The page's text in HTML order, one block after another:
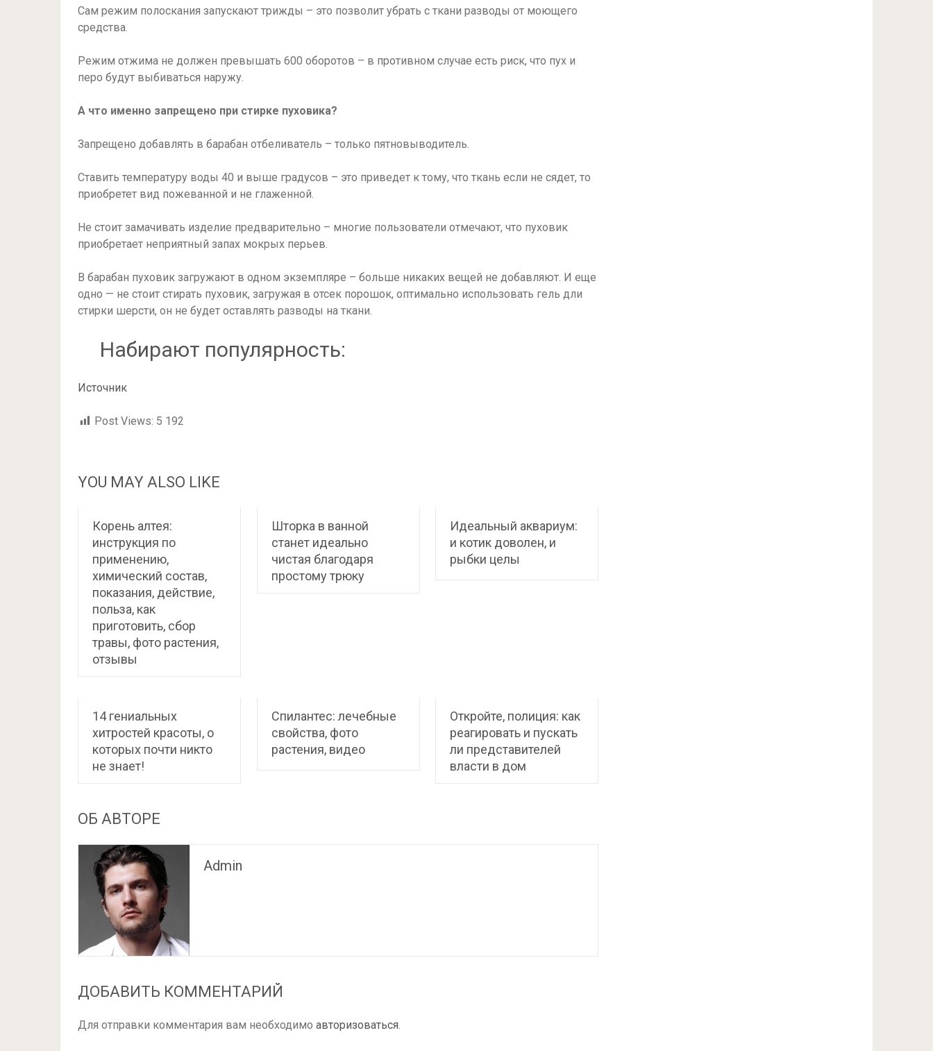
Сам режим полоскания запускают трижды – это позволит убрать с ткани разводы от моющего
средства.
Режим отжима не должен превышать 600 оборотов – в противном случае есть риск, что пух и
перо будут выбиваться наружу.
А что именно запрещено при стирке пуховика?
Запрещено добавлять в барабан отбеливатель – только пятновыводитель.
Ставить температуру воды 40 и выше градусов – это приведет к тому, что ткань если не сядет, то
приобретет вид пожеванной и не глаженной.
Не стоит замачивать изделие предварительно – многие пользователи отмечают, что пуховик
приобретает неприятный запах мокрых перьев.
В барабан пуховик загружают в одном экземпляре – больше никаких вещей не добавляют. И еще
одно — не стоит стирать пуховик, загружая в отсек порошок, оптимально использовать гель дли
стирки шерсти, он не будет оставлять разводы на ткани.
Набирают популярность:
Источник
Post Views: 5 192
YOU MAY ALSO LIKE
Корень алтея:
инструкция по
применению,
химический состав,
показания, действие,
польза, как
приготовить, сбор
травы, фото растения,
отзывы
Шторка в ванной
станет идеально
чистая благодаря
простому трюку
Идеальный аквариум:
и котик доволен, и
рыбки целы
14 гениальных
хитростей красоты, о
которых почти никто
не знает!
Спилантес: лечебные
свойства, фото
растения, видео
Откройте, полиция: как
реагировать и пускать
ли представителей
власти в дом
ОБ АВТОРЕ
Admin
ДОБАВИТЬ КОММЕНТАРИЙ
Для отправки комментария вам необходимо авторизоваться.